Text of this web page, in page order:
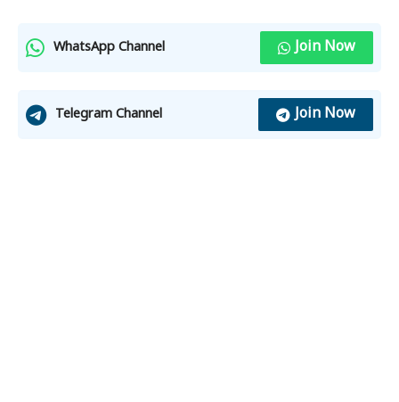
WhatsApp Channel Join Now
Telegram Channel Join Now